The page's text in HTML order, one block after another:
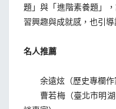
題」與「進階素養題」
習興趣與成就感，也引
名人推薦
余遠炫（歷史專欄作
曹若梅（臺北市明湖